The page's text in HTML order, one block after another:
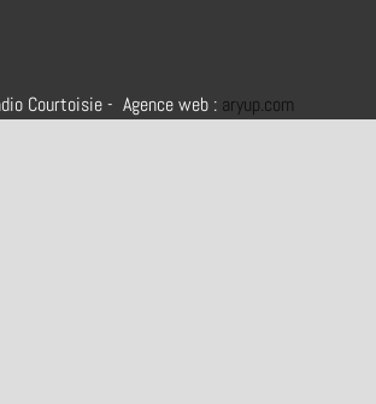
Courtoisie - Agence web : aryup.com